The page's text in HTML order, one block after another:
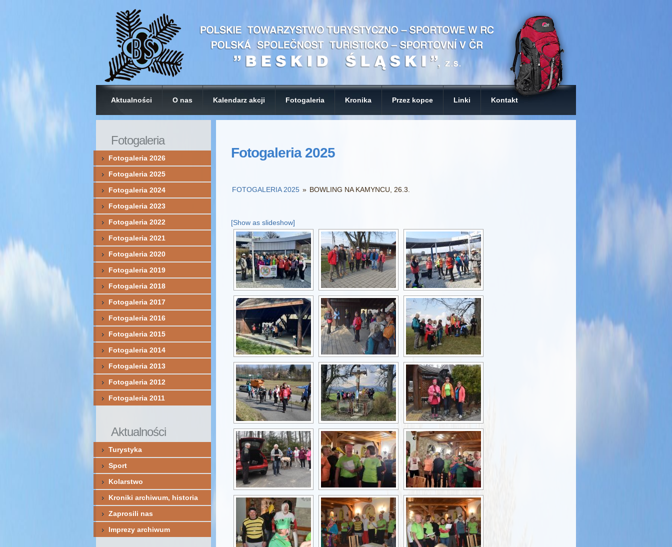
Aktualności O nas Kalendarz akcji Fotogaleria Kronika Przez kopce Linki Kontakt
Fotogaleria 2025
FOTOGALERIA 2025 » BOWLING NA KAMYNCU, 26.3.
[Show as slideshow]
Fotogaleria
Fotogaleria 2026
Fotogaleria 2025
Fotogaleria 2024
Fotogaleria 2023
Fotogaleria 2022
Fotogaleria 2021
Fotogaleria 2020
Fotogaleria 2019
Fotogaleria 2018
Fotogaleria 2017
Fotogaleria 2016
Fotogaleria 2015
Fotogaleria 2014
Fotogaleria 2013
Fotogaleria 2012
Fotogaleria 2011
Aktualności
Turystyka
Sport
Kolarstwo
Kroniki archiwum, historia
Zaprosili nas
Imprezy archiwum